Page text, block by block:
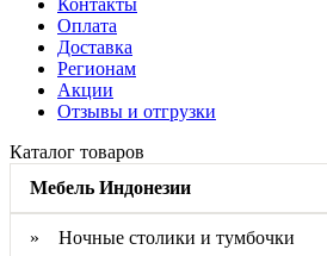
Оплата
Доставка
Регионам
Акции
Отзывы и отгрузки
Каталог товаров
Мебель Индонезии
» Ночные столики и тумбочки